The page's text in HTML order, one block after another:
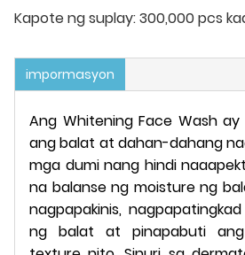
Kapote ng suplay:300,000 pcs
impormasyon
Ang Whitening Face Wash ay
ang balat at dahan-dahang
mga dumi nang hindi
na balanse ng moisture ng
nagpapakinis,
ng balat at pinapabuti ang